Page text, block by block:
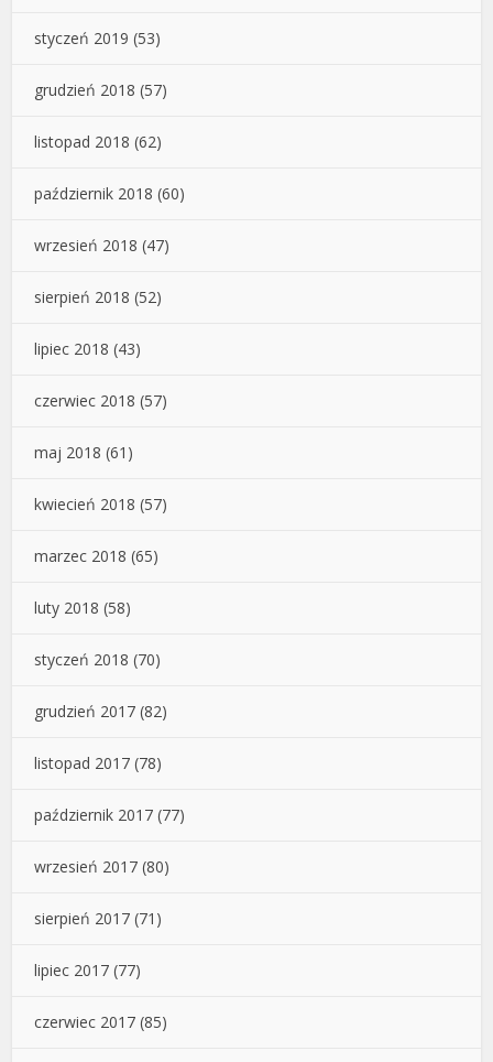
styczeń 2019 (53)
grudzień 2018 (57)
listopad 2018 (62)
październik 2018 (60)
wrzesień 2018 (47)
sierpień 2018 (52)
lipiec 2018 (43)
czerwiec 2018 (57)
maj 2018 (61)
kwiecień 2018 (57)
marzec 2018 (65)
luty 2018 (58)
styczeń 2018 (70)
grudzień 2017 (82)
listopad 2017 (78)
październik 2017 (77)
wrzesień 2017 (80)
sierpień 2017 (71)
lipiec 2017 (77)
czerwiec 2017 (85)